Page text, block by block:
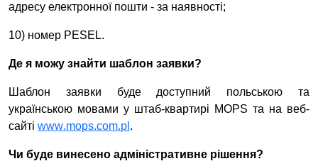
адресу електронної пошти - за наявності;
10) номер PESEL.
Де я можу знайти шаблон заявки?
Шаблон заявки буде доступний польською та
українською мовами у штаб-квартирі MOPS та на веб-
сайті www.mops.com.pl .
Чи буде винесено адміністративне рішення?